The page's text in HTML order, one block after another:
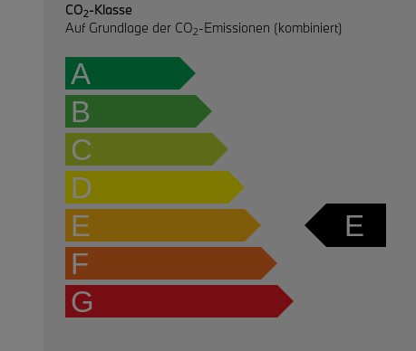
CO2-Klasse
Auf Grundlage der CO2-Emissionen (kombiniert)
A
B
C
D
E
F
G
E